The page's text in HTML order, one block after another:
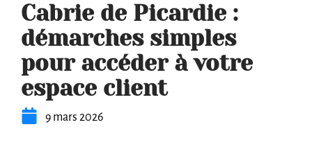
Cabrie de Picardie :
démarches simples
pour accéder à votre
espace client
9 mars 2026